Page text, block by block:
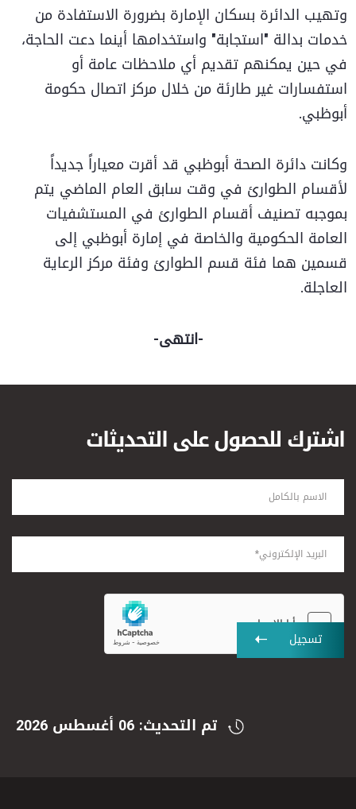
وتهيب الدائرة بسكان الإمارة بضرورة الاستفادة من
خدمات بدالة "استجابة" واستخدامها أينما دعت الحاجة،
في حين يمكنهم تقديم أي ملاحظات عامة أو
استفسارات غير طارئة من خلال مركز اتصال حكومة
أبوظبي.
وكانت دائرة الصحة أبوظبي قد أقرت معياراً جديداً
لأقسام الطوارئ في وقت سابق العام الماضي يتم
بموجبه تصنيف أقسام الطوارئ في المستشفيات
العامة الحكومية والخاصة في إمارة أبوظبي إلى
قسمين هما فئة قسم الطوارئ وفئة مركز الرعاية
العاجلة.
-انتهى-
اشترك للحصول على التحديثات
تسجيل
تم التحديث: 06 أغسطس 2026